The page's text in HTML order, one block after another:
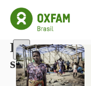
Etiqueta:
seminário